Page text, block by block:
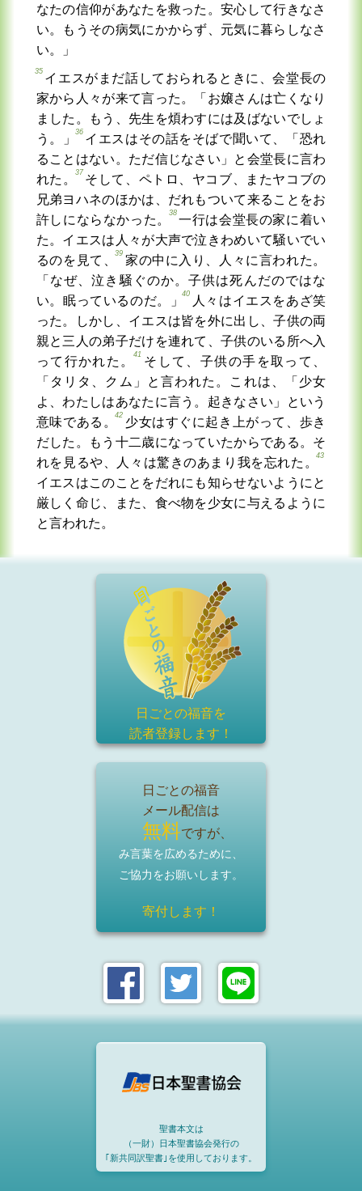
なたの信仰があなたを救った。安心して行きなさ
い。もうその病気にかからず、元気に暮らしなさ
い。」
35
イエスがまだ話しておられるときに、会堂長の
家から人々が来て言った。「お嬢さんは亡くなり
ました。もう、先生を煩わすには及ばないでしょ
う。」
36
イエスはその話をそばで聞いて、「恐れ
ることはない。ただ信じなさい」と会堂長に言わ
れた。
37
そして、ペトロ、ヤコブ、またヤコブの
兄弟ヨハネのほかは、だれもついて来ることをお
許しにならなかった。
38
一行は会堂長の家に着い
た。イエスは人々が大声で泣きわめいて騒いでい
るのを見て、
39
家の中に入り、人々に言われた。
「なぜ、泣き騒ぐのか。子供は死んだのではな
い。眠っているのだ。」
40
人々はイエスをあざ笑
った。しかし、イエスは皆を外に出し、子供の両
親と三人の弟子だけを連れて、子供のいる所へ入
って行かれた。
41
そして、子供の手を取って、
「タリタ、クム」と言われた。これは、「少女
よ、わたしはあなたに言う。起きなさい」という
意味である。
42
少女はすぐに起き上がって、歩き
だした。もう十二歳になっていたからである。そ
れを見るや、人々は驚きのあまり我を忘れた。
43
イエスはこのことをだれにも知らせないようにと
厳しく命じ、また、食べ物を少女に与えるように
と言われた。
日ごとの福音を
読者登録します！
日ごとの福音
メール配信は
無料ですが、
み言葉を広めるために、
ご協力をお願いします。
寄付します！
聖書本文は
（一財）日本聖書協会発行の
｢新共同訳聖書｣を使用しております。